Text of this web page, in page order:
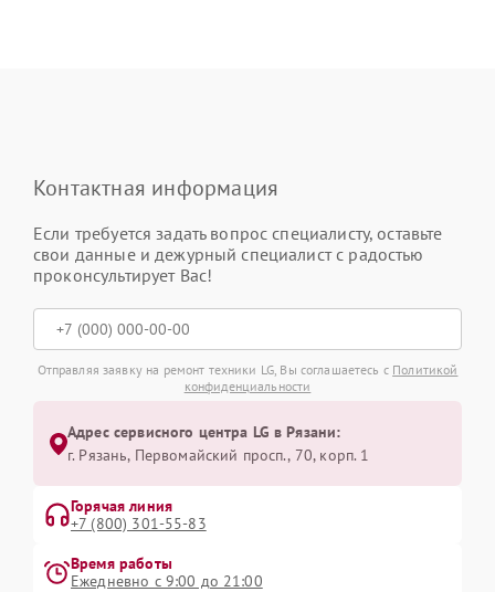
Контактная информация
Если требуется задать вопрос специалисту, оставьте
свои данные и дежурный специалист с радостью
проконсультирует Вас!
Отправляя заявку на ремонт техники LG, Вы соглашаетесь с Политикой
конфиденциальности
Адрес сервисного центра LG в Рязани:
г. Рязань, Первомайский просп., 70, корп. 1
Горячая линия
+7 (800) 301-55-83
Время работы
Ежедневно с 9:00 до 21:00